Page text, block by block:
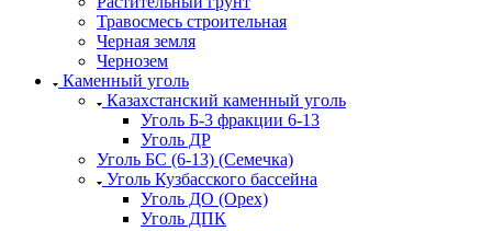
Травосмесь строительная
Черная земля
Чернозем
Каменный уголь
Казахстанский каменный уголь
Уголь Б-3 фракции 6-13
Уголь ДР
Уголь БС (6-13) (Семечка)
Уголь Кузбасского бассейна
Уголь ДО (Орех)
Уголь ДПК